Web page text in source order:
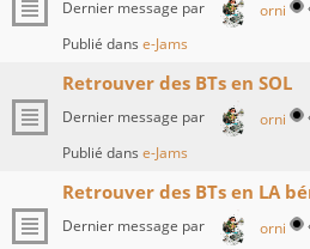
Dernier message par orni
Publié dans e-Jams
Retrouver des BTs en SOL
Dernier message par orni
Publié dans e-Jams
Retrouver des BTs en LA
Dernier message par orni